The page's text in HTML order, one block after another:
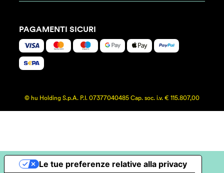
PAGAMENTI SICURI
© hu Holding S.p.A. P.I. 07377040485 Cap. soc. i.v. € 115.807,00
Le tue preferenze relative alla privacy